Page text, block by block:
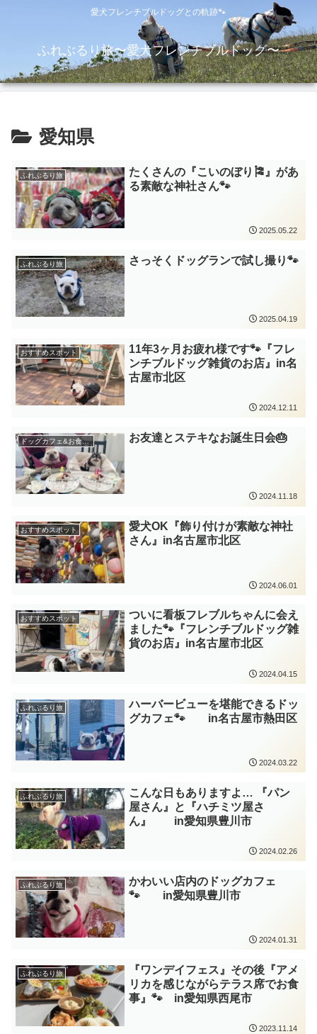
愛犬フレンチブルドッグとの軌跡🐾
ふれぶるり旅〜愛犬フレンチブルドッグ〜
愛知県
ふれぶるり旅
たくさんの『こいのぼり🎏』があ
る素敵な神社さん🐾
2025.05.22
ふれぶるり旅 さっそくドッグランで試し撮り🐾
2025.04.19
おすすめスポット
11年3ヶ月お疲れ様です🐾『フレ
ンチブルドッグ雑貨のお店』in名
古屋市北区
2024.12.11
ドッグカフェ&お食事処 お友達とステキなお誕生日会🎂
2024.11.18
おすすめスポット
愛犬OK『飾り付けが素敵な神社
さん』in名古屋市北区
2024.06.01
おすすめスポット
ついに看板フレブルちゃんに会え
ました🐾『フレンチブルドッグ雑
貨のお店』in名古屋市北区
2024.04.15
ふれぶるり旅
ハーバービューを堪能できるドッ
グカフェ🐾 in名古屋市熱田区
2024.03.22
ふれぶるり旅
こんな日もありますよ… 『パン
屋さん』と『ハチミツ屋さ
ん』 in愛知県豊川市
2024.02.26
ふれぶるり旅
かわいい店内のドッグカフェ
🐾 in愛知県豊川市
2024.01.31
ふれぶるり旅
『ワンデイフェス』その後『アメ
リカを感じながらテラス席でお食
事』🐾 in愛知県西尾市
2023.11.14